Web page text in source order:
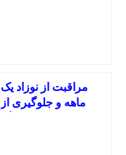
مراقبت از نوزاد یک
ماهه و جلوگیری از